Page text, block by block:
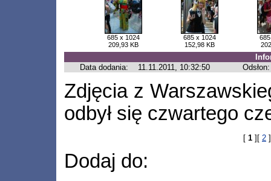
685 x 1024
209,93 KB
685 x 1024
152,98 KB
Data dodania:
11.11.2011, 10:32:50 Odsłon:
Zdjęcia z
odbył się czwartego
[ 1 ][ 2
Dodaj do: